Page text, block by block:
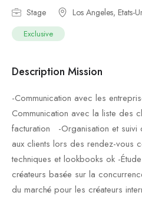
Stage Los Angeles, Etats-
Exclusive
Description Mission
-Communication avec les
Communication avec la liste des
facturation -Organisation et
aux clients lors des rendez-vous
techniques et lookbooks ok -
créateurs basée sur la
du marché pour les créateurs